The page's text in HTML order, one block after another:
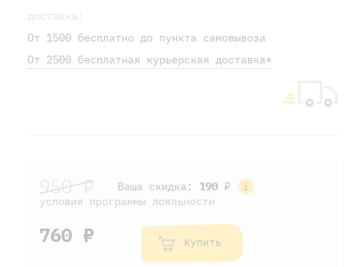
доставка:
От 1500 бесплатно до пункта самовывоза
От 2500 бесплатная курьерская доставка*
950 ₽ Ваша скидка: 190 ₽
условия программы лояльности
760 ₽ Купить